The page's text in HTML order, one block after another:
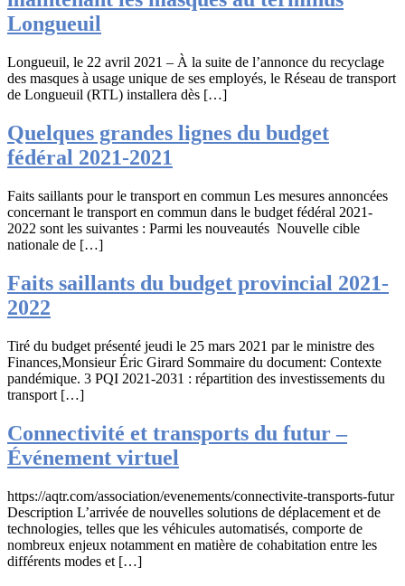
Longueuil
Longueuil, le 22 avril 2021 – À la suite de l’annonce du recyclage
des masques à usage unique de ses employés, le Réseau de transport
de Longueuil (RTL) installera dès […]
Quelques grandes lignes du budget
fédéral 2021-2021
Faits saillants pour le transport en commun Les mesures annoncées
concernant le transport en commun dans le budget fédéral 2021-
2022 sont les suivantes : Parmi les nouveautés Nouvelle cible
nationale de […]
Faits saillants du budget provincial 2021-
2022
Tiré du budget présenté jeudi le 25 mars 2021 par le ministre des
Finances,Monsieur Éric Girard Sommaire du document: Contexte
pandémique. 3 PQI 2021-2031 : répartition des investissements du
transport […]
Connectivité et transports du futur –
Événement virtuel
https://aqtr.com/association/evenements/connectivite-transports-futur
Description L’arrivée de nouvelles solutions de déplacement et de
technologies, telles que les véhicules automatisés, comporte de
nombreux enjeux notamment en matière de cohabitation entre les
différents modes et […]